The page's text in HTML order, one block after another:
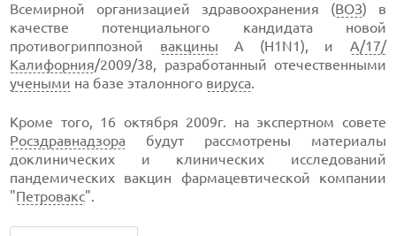
Всемирной организацией здравоохранения (ВОЗ) в
качестве потенциального кандидата новой
противогриппозной вакцины A (H1N1), и А/17/
Калифорния/2009/38, разработанный отечественными
учеными на базе эталонного вируса.
Кроме того, 16 октября 2009г. на экспертном совете
Росздравнадзора будут рассмотрены материалы
доклинических и клинических исследований
пандемических вакцин фармацевтической компании
"Петровакс".